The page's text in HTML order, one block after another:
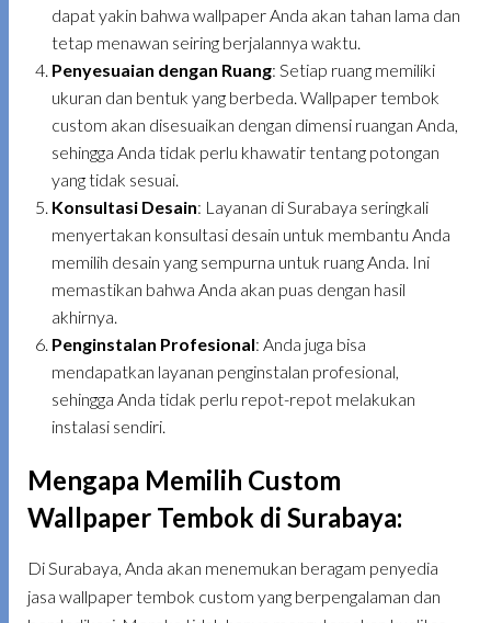
dapat yakin bahwa wallpaper Anda akan tahan lama dan
tetap menawan seiring berjalannya waktu.
Penyesuaian dengan Ruang: Setiap ruang memiliki
ukuran dan bentuk yang berbeda. Wallpaper tembok
custom akan disesuaikan dengan dimensi ruangan Anda,
sehingga Anda tidak perlu khawatir tentang potongan
yang tidak sesuai.
Konsultasi Desain: Layanan di Surabaya seringkali
menyertakan konsultasi desain untuk membantu Anda
memilih desain yang sempurna untuk ruang Anda. Ini
memastikan bahwa Anda akan puas dengan hasil
akhirnya.
Penginstalan Profesional: Anda juga bisa
mendapatkan layanan penginstalan profesional,
sehingga Anda tidak perlu repot-repot melakukan
instalasi sendiri.
Mengapa Memilih Custom
Wallpaper Tembok di Surabaya:
Di Surabaya, Anda akan menemukan beragam penyedia
jasa wallpaper tembok custom yang berpengalaman dan